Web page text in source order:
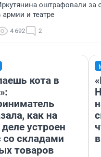
оштрафовали за
армии и театре
4 692 2
кота в
как на
устроен
со складами
товаров